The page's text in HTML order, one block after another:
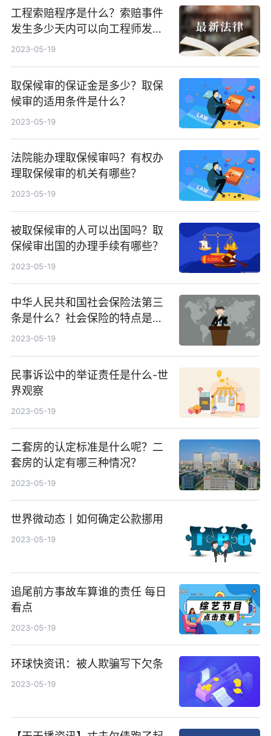
工程索赔程序是什么？索赔事件
发生多少天内可以向工程师发出
索赔意向通知？
2023-05-19
取保候审的保证金是多少？取保
候审的适用条件是什么？
2023-05-19
法院能办理取保候审吗？有权办
理取保候审的机关有哪些？
2023-05-19
被取保候审的人可以出国吗？取
保候审出国的办理手续有哪些？
2023-05-19
中华人民共和国社会保险法第三
条是什么？社会保险的特点是什
么呢？
2023-05-19
民事诉讼中的举证责任是什么-世
界观察
2023-05-19
二套房的认定标准是什么呢？二
套房的认定有哪三种情况？
2023-05-19
世界微动态丨如何确定公款挪用
2023-05-19
追尾前方事故车算谁的责任 每日
看点
2023-05-19
环球快资讯：被人欺骗写下欠条
2023-05-19